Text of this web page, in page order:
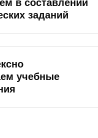
в составлении
заданий
учебные